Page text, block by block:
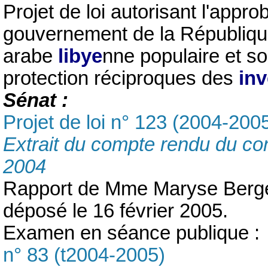
Projet de loi autorisant
gouvernement de la
arabe libyenne populaire et
protection réciproques des
Sénat :
Projet de loi n° 123 (2004-
Extrait du compte rendu du
2004
Rapport de Mme Maryse
déposé le 16 février 2005.
Examen en séance publique
n° 83 (t2004-2005)